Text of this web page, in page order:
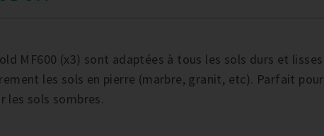
MF600 (x3) sont adaptées à tous les sols durs et lisses
les sols en pierre (marbre, granit, etc). Parfait pour
les sols sombres.